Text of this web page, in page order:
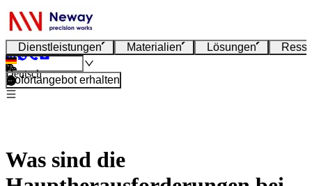
Dienstleistungen Materialien Lösungen
Deutsch
Sofortangebot erhalten
Was sind die